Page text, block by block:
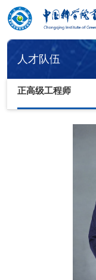
您的位置：首页
人才队伍
正高级工程师